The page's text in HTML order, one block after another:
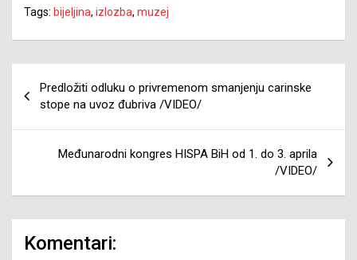
Tags: bijeljina, izlozba, muzej
članaka
Predložiti odluku o privremenom smanjenju carinske
stope na uvoz đubriva /VIDEO/
Međunarodni kongres HISPA BiH od 1. do 3. aprila
/VIDEO/
Komentari: